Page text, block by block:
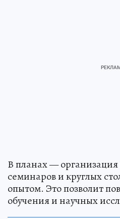
В планах —
семинаров и круглых
опытом. Это позволит
обучения и научных